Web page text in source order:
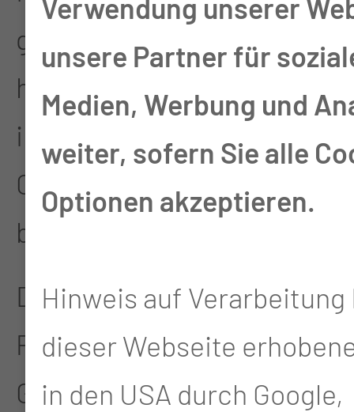
gegebenenfalls eine
hypertherme
intraperitoneale
Chemotherapie (HIPEC)
benötigen.
Die Chirurgische Klinik ist
Partner des
Gefäßzentrums, des
Verwendung unserer
unsere Partner für
Medien, Werbung und
weiter, sofern Sie alle
Optionen akzeptieren.
Hinweis auf Verarbeitung
dieser Webseite
in den USA durch Google,